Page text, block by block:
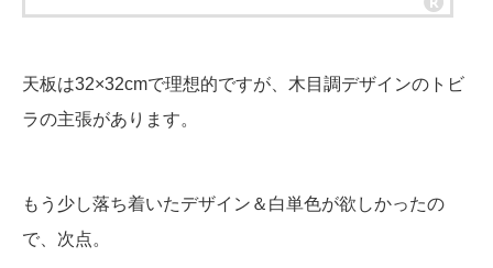
天板は32×32cmで理想的ですが、木目調デザインのトビ
ラの主張があります。
もう少し落ち着いたデザイン＆白単色が欲しかったの
で、次点。